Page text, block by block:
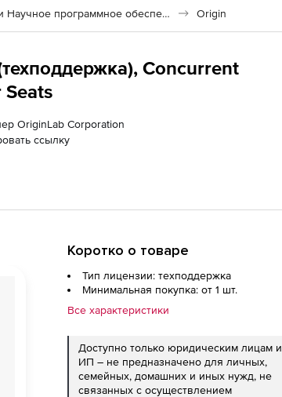
Расчетные системы и Научное программное обеспечение Origin
Concurrent
Seats
OriginLab Corporation
ссылку
Коротко о товаре
Тип лицензии: техподдержка
Минимальная покупка: от 1 шт.
Все характеристики
Доступно только юридическим лицам и
ИП – не предназначено для личных,
семейных, домашних и иных нужд, не
связанных с осуществлением